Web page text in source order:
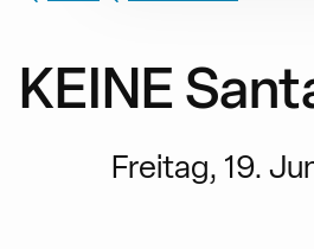
KEINE
Freitag, 19.